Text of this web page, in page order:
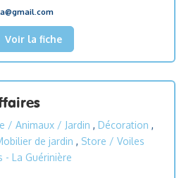
Voir la fiche
/ Animaux / Jardin ,Décoration ,
de jardin , Store / Voiles
- La Guérinière